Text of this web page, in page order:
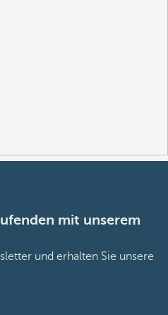
mit unserem
und erhalten Sie unsere